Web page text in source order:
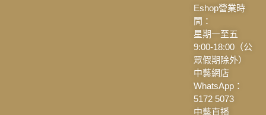
Eshop營業時
間：
星期一至五
9:00-18:00（公
眾假期除外）
中藝網店
WhatsApp：
5172 5073
中藝直播